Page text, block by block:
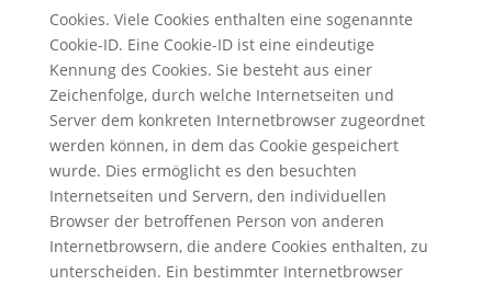
Cookies. Viele Cookies enthalten eine sogenannte
Cookie-ID. Eine Cookie-ID ist eine eindeutige
Kennung des Cookies. Sie besteht aus einer
Zeichenfolge, durch welche Internetseiten und
Server dem konkreten Internetbrowser zugeordnet
werden können, in dem das Cookie gespeichert
wurde. Dies ermöglicht es den besuchten
Internetseiten und Servern, den individuellen
Browser der betroffenen Person von anderen
Internetbrowsern, die andere Cookies enthalten, zu
unterscheiden. Ein bestimmter Internetbrowser